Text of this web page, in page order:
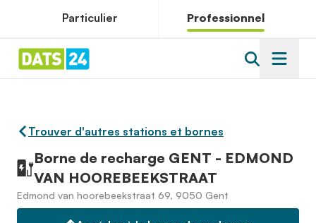
Particulier Professionnel
Trouver d'autres stations et bornes
Borne de recharge GENT - EDMOND
VAN HOOREBEEKSTRAAT
Edmond van hoorebeekstraat 69, 9050 Gent